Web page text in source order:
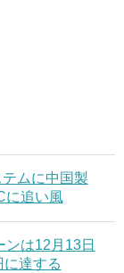
ムに中国製
に追い風
は12月13日
達する